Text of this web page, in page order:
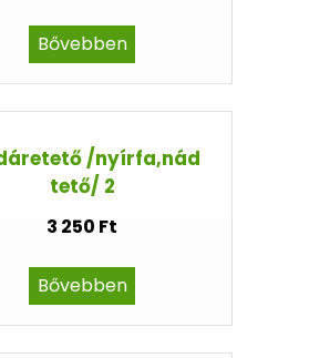
Bővebben
/nyírfa,nád
tető/ 2
3 250 Ft
Bővebben